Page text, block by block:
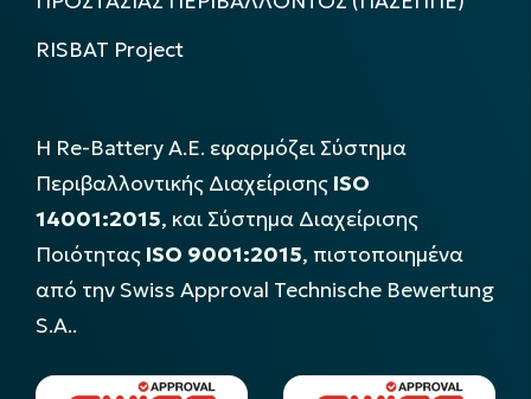
RISBAT Project
Η Re-Battery Α.Ε. εφαρμόζει Σύστημα
Περιβαλλοντικής Διαχείρισης ISO
14001:2015, και Σύστημα Διαχείρισης
Ποιότητας ISO 9001:2015, πιστοποιημένα
από την Swiss Approval Technische Bewertung
S.A..